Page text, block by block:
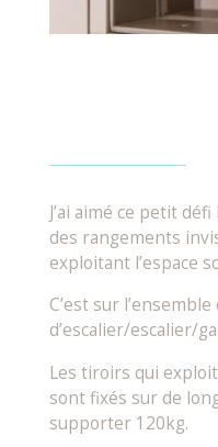
J’ai aimé ce petit
des rangements
exploitant l’espace
C’est sur
d’escalier/escalier/
Les tiroirs qui
sont fixés sur de
supporter 120kg.